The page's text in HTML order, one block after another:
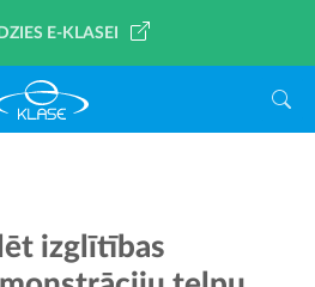
E-KLASEI
izglītības